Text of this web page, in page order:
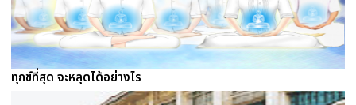
ทุกข์ที่สุด จะหลุดได้อย่างไร